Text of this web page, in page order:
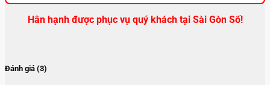
Hân hạnh được phục vụ quý khách tại Sài Gòn Số!
Đánh giá (3)